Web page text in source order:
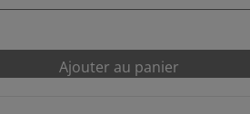
Ajouter au panier